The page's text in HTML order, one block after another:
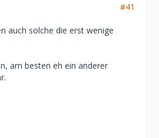
#41
auch solche die erst wenige
am besten eh ein anderer